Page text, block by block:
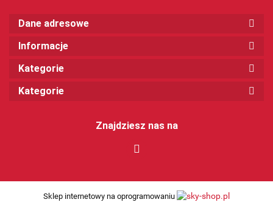
Dane adresowe
Informacje
Kategorie
Kategorie
Znajdziesz nas na
Sklep internetowy na oprogramowaniu